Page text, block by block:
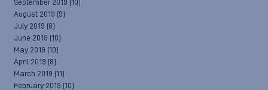
September 2019 (10)
August 2019 (9)
July 2019 (8)
June 2019 (10)
May 2019 (10)
April 2019 (8)
March 2019 (11)
February 2019 (10)